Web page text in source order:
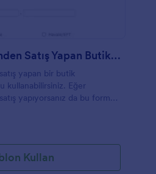
Facebook Üzerinden Satış Yapan Butikler Için Sipariş Formu
yapan bir butik
kullanabilirsiniz. Eğer
yapıyorsanız da bu formu
Kullan